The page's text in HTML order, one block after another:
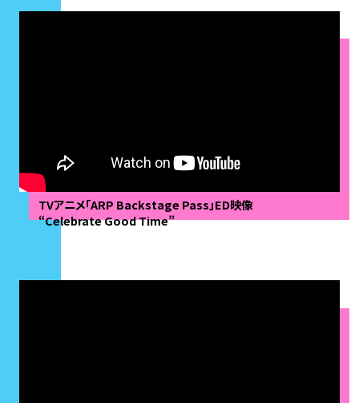
TVアニメ「ARP Backstage Pass」ED映像
“Celebrate Good Time”